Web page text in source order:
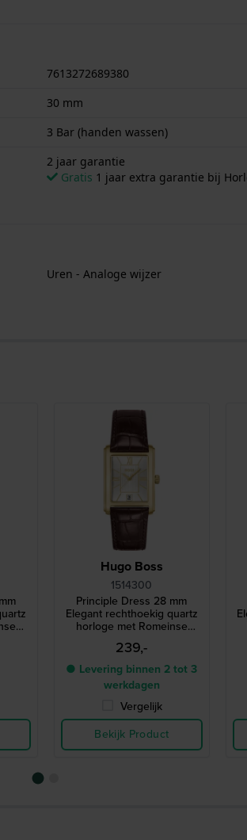
7613272689380
30 mm
3 Bar (handen wassen)
2 jaar garantie
Gratis 1 jaar extra garantie bij
Uren - Analoge wijzer
Hugo Boss
1514300
Principle Dress 28 mm
Elegant rechthoekig quartz
horloge met Romeinse
indexen
239,-
● Levering binnen 2 tot 3
werkdagen
Vergelijk
Bekijk Product